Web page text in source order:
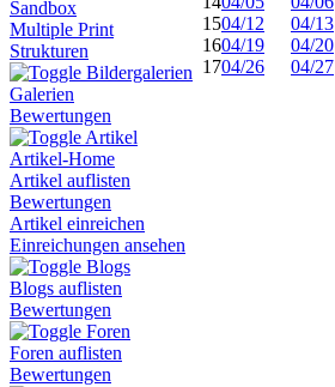
Sandbox
Multiple Print
Strukturen
Bildergalerien
Galerien
Bewertungen
Artikel
Artikel-Home
Artikel auflisten
Bewertungen
Artikel einreichen
Einreichungen ansehen
Blogs
Blogs auflisten
Bewertungen
Foren
Foren auflisten
Bewertungen
1504/12 04/13
1604/19 04/20
1704/26 04/27